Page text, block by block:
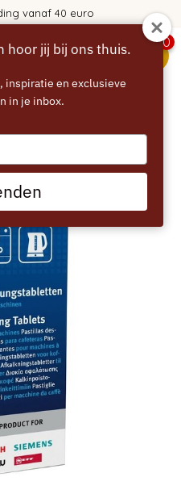
vanaf 40 euro
0
hoor jij bij ons thuis.
inspiratie en exclusieve
in je inbox.